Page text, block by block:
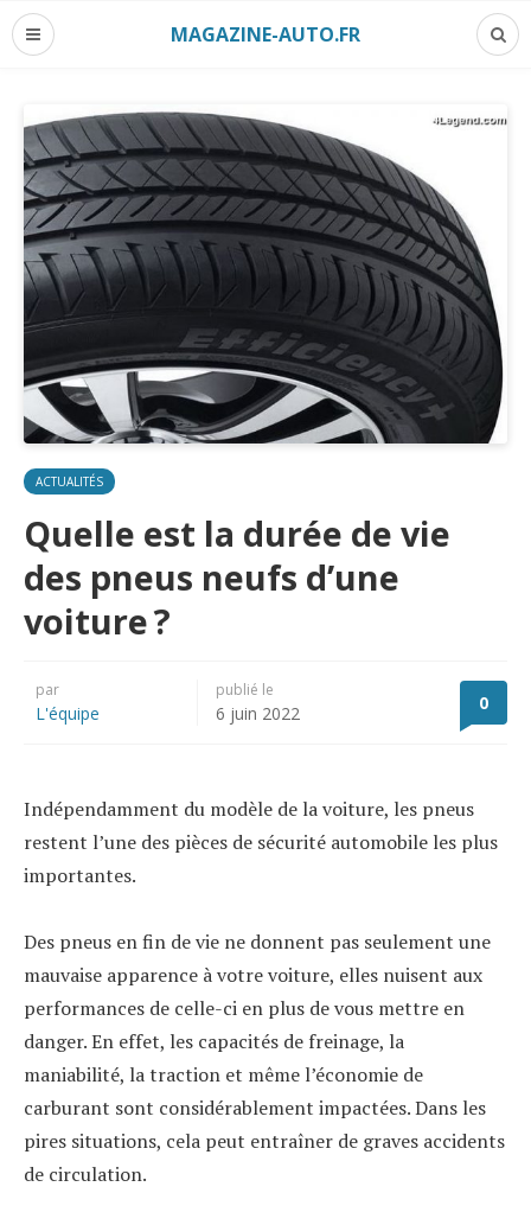
MAGAZINE-AUTO.FR
ACTUALITÉS
Quelle est la durée de vie
des pneus neufs d’une
voiture ?
par
L'équipe
publié le
6 juin 2022 0
Indépendamment du modèle de la voiture, les pneus
restent l’une des pièces de sécurité automobile les plus
importantes.
Des pneus en fin de vie ne donnent pas seulement une
mauvaise apparence à votre voiture, elles nuisent aux
performances de celle-ci en plus de vous mettre en
danger. En effet, les capacités de freinage, la
maniabilité, la traction et même l’économie de
carburant sont considérablement impactées. Dans les
pires situations, cela peut entraîner de graves accidents
de circulation.